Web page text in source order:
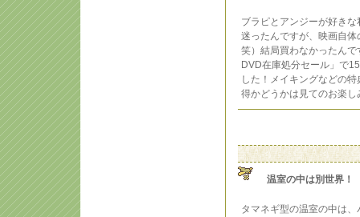
ブラピとアンジーが好き
迷ったんですが、映画自
笑）結局買わなかったん
DVD在庫処分セール」で
した！メイキングなどの
得かどうかは見てのお楽し
温室の中は別世界！
タマネギ型の温室の中は